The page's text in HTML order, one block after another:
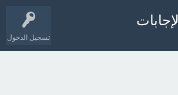
تسجيل الدخول